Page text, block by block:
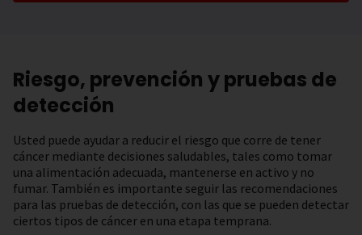
Riesgo, prevención y pruebas de
detección
Usted puede ayudar a reducir el riesgo que corre de tener
cáncer mediante decisiones saludables, tales como tomar
una alimentación adecuada, mantenerse en activo y no
fumar. También es importante seguir las recomendaciones
para las pruebas de detección, con las que se pueden detectar
ciertos tipos de cáncer en una etapa temprana.